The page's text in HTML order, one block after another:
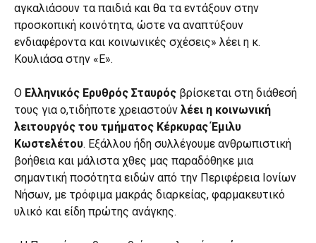
αγκαλιάσουν τα παιδιά και θα τα εντάξουν στην
προσκοπική κοινότητα, ώστε να αναπτύξουν
ενδιαφέροντα και κοινωνικές σχέσεις» λέει η κ.
Κουλιάσα στην «Ε».
Ο Ελληνικός Ερυθρός Σταυρός βρίσκεται στη διάθεσή
τους για ο,τιδήποτε χρειαστούν λέει η κοινωνική
λειτουργός του τμήματος Κέρκυρας Έμιλυ
Κωστελέτου. Εξάλλου ήδη συλλέγουμε ανθρωπιστική
βοήθεια και μάλιστα χθες μας παραδόθηκε μια
σημαντική ποσότητα ειδών από την Περιφέρεια Ιονίων
Νήσων, με τρόφιμα μακράς διαρκείας, φαρμακευτικό
υλικό και είδη πρώτης ανάγκης.